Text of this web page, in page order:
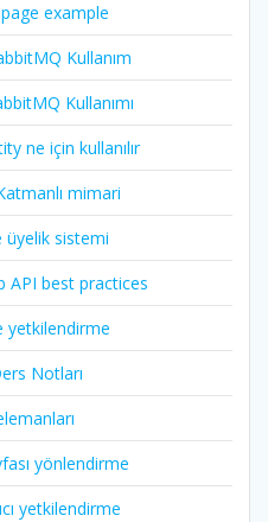
example
Kullanım
Kullanımı
ne için kullanılır
mimari
üyelik sistemi
API best practices
yetkilendirme
Notları
yönlendirme
yetkilendirme